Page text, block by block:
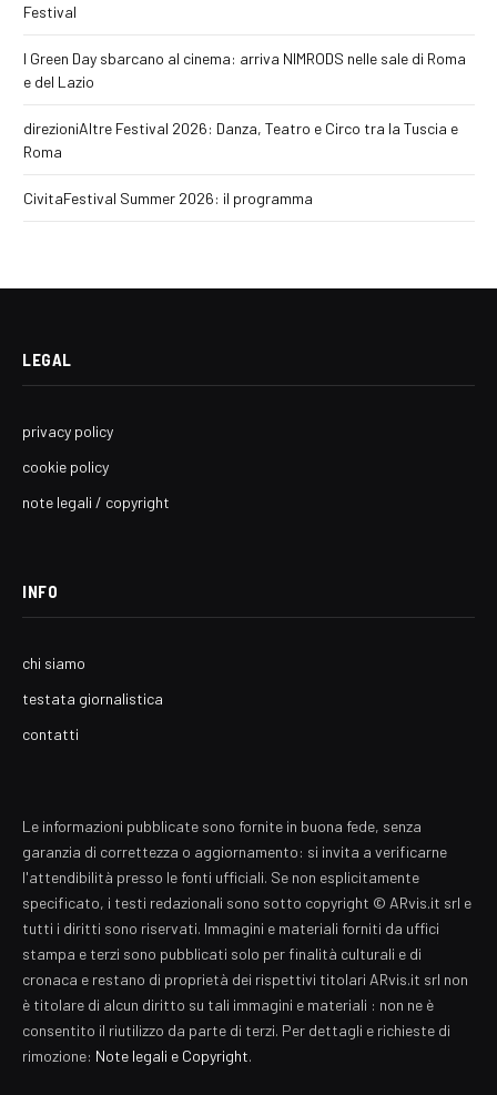
Festival
I Green Day sbarcano al cinema: arriva NIMRODS nelle sale di Roma
e del Lazio
direzioniAltre Festival 2026: Danza, Teatro e Circo tra la Tuscia e
Roma
CivitaFestival Summer 2026: il programma
LEGAL
privacy policy
cookie policy
note legali / copyright
INFO
chi siamo
testata giornalistica
contatti
Le informazioni pubblicate sono fornite in buona fede, senza
garanzia di correttezza o aggiornamento: si invita a verificarne
l'attendibilità presso le fonti ufficiali. Se non esplicitamente
specificato, i testi redazionali sono sotto copyright © ARvis.it srl e
tutti i diritti sono riservati. Immagini e materiali forniti da uffici
stampa e terzi sono pubblicati solo per finalità culturali e di
cronaca e restano di proprietà dei rispettivi titolari ARvis.it srl non
è titolare di alcun diritto su tali immagini e materiali : non ne è
consentito il riutilizzo da parte di terzi. Per dettagli e richieste di
rimozione: Note legali e Copyright.